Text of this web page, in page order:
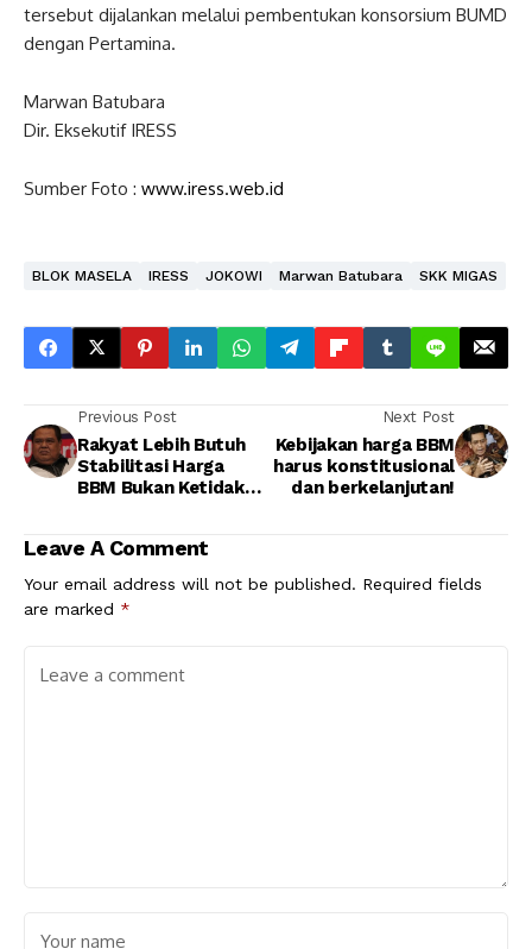
tersebut dijalankan melalui pembentukan konsorsium BUMD
dengan Pertamina.
Marwan Batubara
Dir. Eksekutif IRESS
Sumber Foto : www.iress.web.id
BLOK MASELA IRESS JOKOWI Marwan Batubara SKK MIGAS
Previous Post
Rakyat Lebih Butuh
Stabilitasi Harga
BBM Bukan Ketidak
Next Post
Kebijakan harga BBM
harus konstitusional
dan berkelanjutan!
Leave A Comment
Your email address will not be published. Required fields
are marked *